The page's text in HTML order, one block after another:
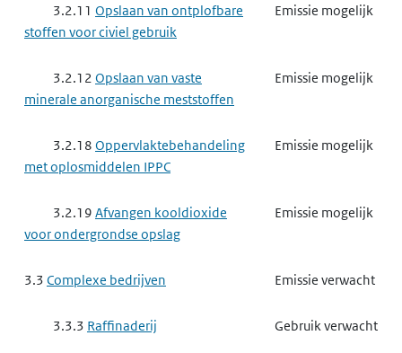
3.2.11 Opslaan van ontplofbare
stoffen voor civiel gebruik
Emissie mogelijk
3.2.12 Opslaan van vaste
minerale anorganische meststoffen
Emissie mogelijk
3.2.18 Oppervlaktebehandeling
met oplosmiddelen IPPC
Emissie mogelijk
3.2.19 Afvangen kooldioxide
voor ondergrondse opslag
Emissie mogelijk
3.3 Complexe bedrijven Emissie verwacht
3.3.3 Raffinaderij Gebruik verwacht